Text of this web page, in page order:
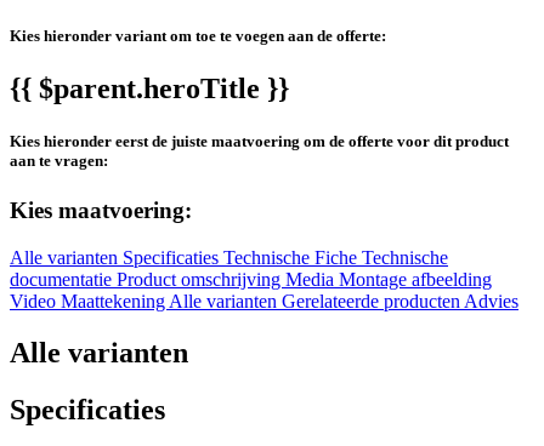
Kies hieronder variant om toe te voegen aan de offerte:
{{ $parent.heroTitle }}
Kies hieronder eerst de juiste maatvoering om de offerte voor dit product
aan te vragen:
Kies maatvoering:
Alle varianten Specificaties Technische Fiche Technische
documentatie Product omschrijving Media Montage afbeelding
Video Maattekening Alle varianten Gerelateerde producten Advies
Alle varianten
Specificaties